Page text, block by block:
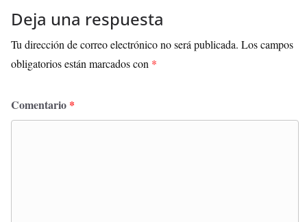
Deja una respuesta
Tu dirección de correo electrónico no será publicada. Los campos
obligatorios están marcados con *
Comentario *